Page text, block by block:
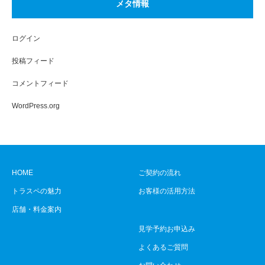
メタ情報
ログイン
投稿フィード
コメントフィード
WordPress.org
HOME
トラスペの魅力
店舗・料金案内
ご契約の流れ
お客様の活用方法
見学予約お申込み
よくあるご質問